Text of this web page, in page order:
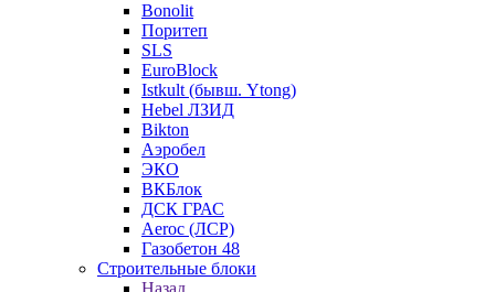
Bonolit
Поритеп
SLS
EuroBlock
Istkult (бывш. Ytong)
Hebel ЛЗИД
Bikton
Аэробел
ЭКО
ВКБлок
ДСК ГРАС
Aeroc (ЛСР)
Газобетон 48
Строительные блоки
Назад